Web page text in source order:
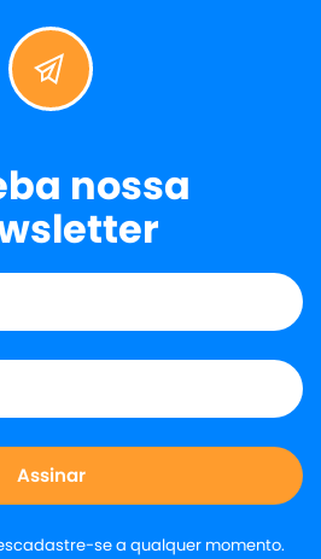
nossa
se a qualquer momento.